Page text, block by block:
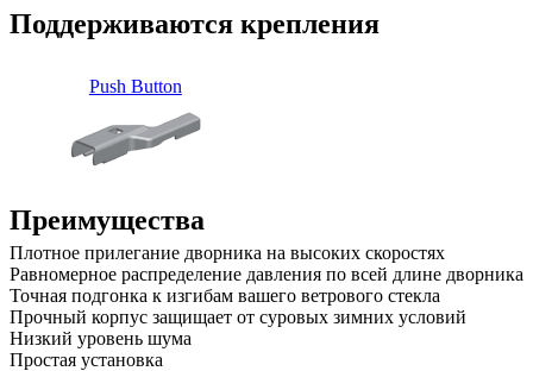
Поддерживаются крепления
Push Button
Преимущества
Плотное прилегание дворника на высоких скоростях
Равномерное распределение давления по всей длине дворника
Точная подгонка к изгибам вашего ветрового стекла
Прочный корпус защищает от суровых зимних условий
Низкий уровень шума
Простая установка